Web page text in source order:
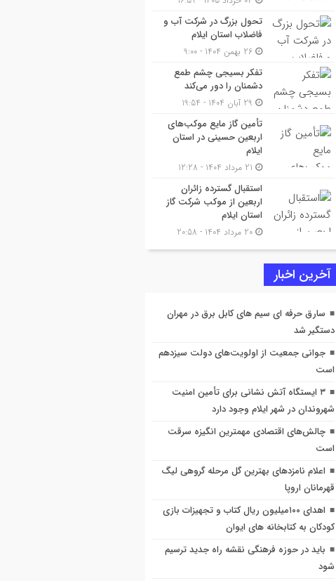
تحول بزرگ در شرکت آب و
فاضلاب استان ایلام
تفکر بسیجی چشم طمع
دشمنان را دور می‌کند
تأمین گاز مایع موکب‌هاى
اربعین حسینى در استان
ایلام
استقبال گسترده زائران
اربعین از موکب شرکت گاز
استان ایلام
آخرین اخبار
سارق حرفه ای سیم های کابل برق در مهران
دستگیر شد
جوانی جمعیت از اولویت‌های دولت سیزدهم
است
۳ ایستگاه آتش نشانی برای تأمین امنیت
شهروندان در شهر ایلام وجود دارد
چالش‌های اقتصادی مهمترین انگیزه سرقت
است
اعلام نامزدهای بهترین گل مرحله گروهی لیگ
قهرمانان اروپا
اهدای ۱۰۰میلیون ریال کتاب و تجهیزات بازی
کودکان به کتابخانه های ایوان
باید در حوزه فرهنگی نقشه راه جدید ترسیم
شود